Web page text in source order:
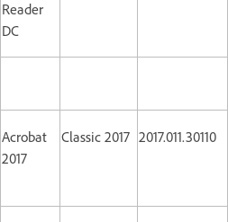
Reader
DC
Acrobat
2017
Classic 2017 2017.011.30110